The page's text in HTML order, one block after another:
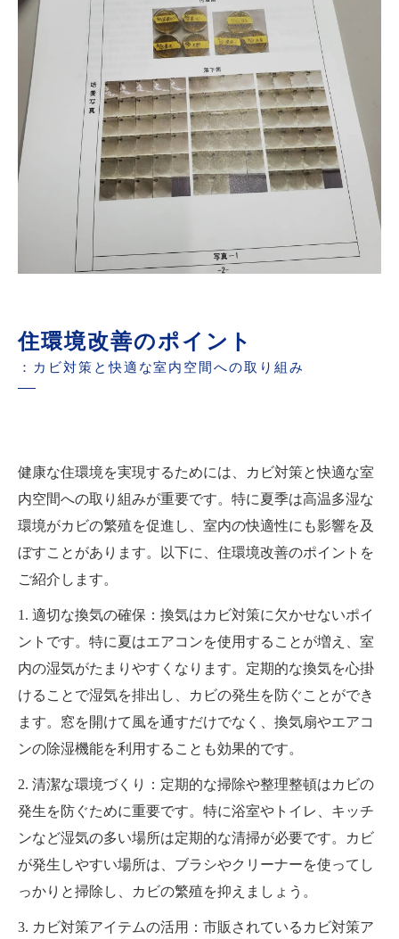
住環境改善のポイント
：カビ対策と快適な室内空間への取り組み
健康な住環境を実現するためには、カビ対策と快適な室
内空間への取り組みが重要です。特に夏季は高温多湿な
環境がカビの繁殖を促進し、室内の快適性にも影響を及
ぼすことがあります。以下に、住環境改善のポイントを
ご紹介します。
1. 適切な換気の確保：換気はカビ対策に欠かせないポイ
ントです。特に夏はエアコンを使用することが増え、室
内の湿気がたまりやすくなります。定期的な換気を心掛
けることで湿気を排出し、カビの発生を防ぐことができ
ます。窓を開けて風を通すだけでなく、換気扇やエアコ
ンの除湿機能を利用することも効果的です。
2. 清潔な環境づくり：定期的な掃除や整理整頓はカビの
発生を防ぐために重要です。特に浴室やトイレ、キッチ
ンなど湿気の多い場所は定期的な清掃が必要です。カビ
が発生しやすい場所は、ブラシやクリーナーを使ってし
っかりと掃除し、カビの繁殖を抑えましょう。
3. カビ対策アイテムの活用：市販されているカビ対策ア